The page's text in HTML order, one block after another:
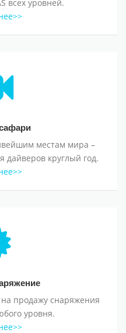
всех уровней.
местам мира –
дайверов круглый год.
продажу снаряжения
уровня.